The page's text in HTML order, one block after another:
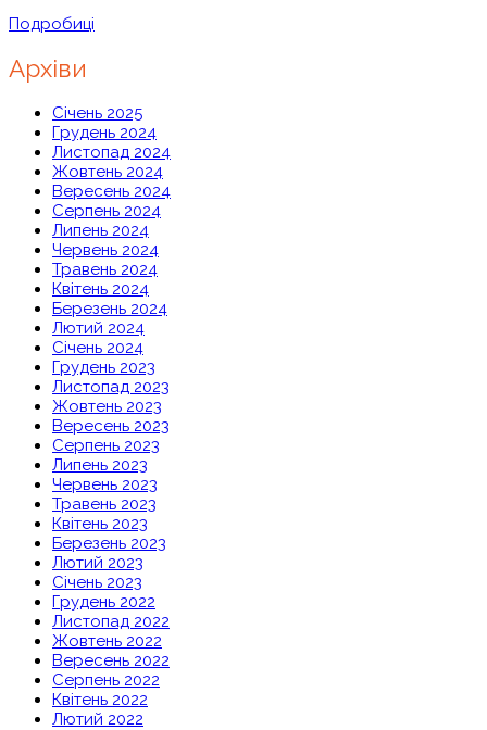
Подробиці
Архіви
Січень 2025
Грудень 2024
Листопад 2024
Жовтень 2024
Вересень 2024
Серпень 2024
Липень 2024
Червень 2024
Травень 2024
Квітень 2024
Березень 2024
Лютий 2024
Січень 2024
Грудень 2023
Листопад 2023
Жовтень 2023
Вересень 2023
Серпень 2023
Липень 2023
Червень 2023
Травень 2023
Квітень 2023
Березень 2023
Лютий 2023
Січень 2023
Грудень 2022
Листопад 2022
Жовтень 2022
Вересень 2022
Серпень 2022
Квітень 2022
Лютий 2022